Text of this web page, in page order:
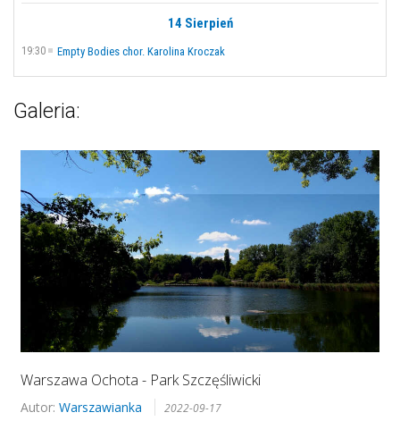
14 Sierpień
19:30 Empty Bodies chor. Karolina Kroczak
Galeria:
Warszawa Ochota - Park Szczęśliwicki
Autor: Warszawianka 2022-09-17